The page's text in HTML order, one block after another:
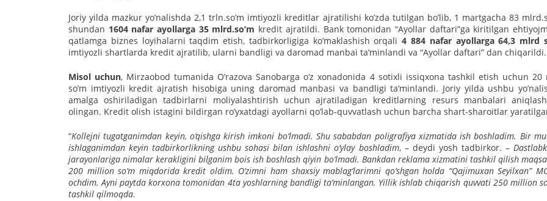
Joriy yilda mazkur yoʼnalishda 2,1 trln.soʼm imtiyozli kreditlar ajratilishi koʼzda tutilgan boʼlib, 1 martgacha 83
shundan 1604 nafar ayollarga 35 mlrd.soʼm kredit ajratildi. Bank tomonidan “Аyollar daftari”ga kiritilgan
qatlamga biznes loyihalarni taqdim etish, tadbirkorligiga koʼmaklashish orqali4 884 nafar ayollarga 64,3 mlrd
imtiyozli shartlarda kredit ajratilib, ularni bandligi va daromad manbai taʼminlandi va “Аyollar daftari” dan chiqarildi.
Misol uchun, Mirzaobod tumanida Oʼrazova Sanobarga oʼz xonadonida 4 sotixli issiqxona tashkil etish uchun 20
soʼm imtiyozli kredit ajratish hisobiga uning daromad manbasi va bandligi taʼminlandi. Joriy yilda ushbu
amalga oshiriladigan tadbirlarni moliyalashtirish uchun ajratiladigan kreditlarning resurs manbalari
olingan. Kredit olish istagini bildirgan roʼyxatdagi ayollarni qoʼlab-quvvatlash uchun barcha shart-sharoitlar
“Kollejni tugatganimdan keyin, o‘qishga kirish imkoni bo‘lmadi. Shu sababdan poligrafiya xizmatida ish boshladim. Bir
ishlaganimdan keyin tadbirkorlikning ushbu sohasi bilan ishlashni o‘ylay boshladim, – deydi yosh tadbirkor. –
jarayonlariga nimalar kerakligini bilganim bois ish boshlash qiyin bo‘lmadi. Bankdan reklama xizmatini tashkil qilish
200 million so‘m miqdorida kredit oldim. O‘zimni ham shaxsiy mablag‘larimni qo‘shgan holda “Qajimuxan Seyilxan”
ochdim. Ayni paytda korxona tomonidan 4ta yoshlarning bandligi ta’minlangan. Yillik ishlab chiqarish quvvati 250 million
tashkil qilmoqda.